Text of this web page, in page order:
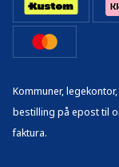
Kommuner,
bestilling på epost til
faktura.